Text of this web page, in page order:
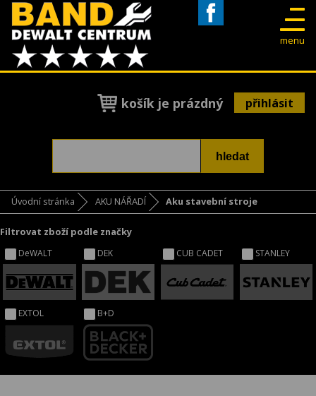
menu
košík je prázdný přihlásit
Úvodní stránka AKU NÁŘADÍ Aku stavební stroje
Filtrovat zboží podle značky
DeWALT DEK CUB CADET STANLEY
EXTOL B+D